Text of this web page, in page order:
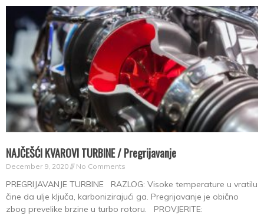
NAJČEŠĆI KVAROVI TURBINE / Pregrijavanje
December 9, 2020 No Comments
PREGRIJAVANJE TURBINE RAZLOG: Visoke temperature u vratilu
čine da ulje ključa, karbonizirajući ga. Pregrijavanje je obično
zbog prevelike brzine u turbo rotoru. PROVJERITE: